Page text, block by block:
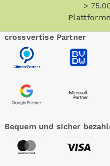
>
crossvertise Partner
Bequem und sicher